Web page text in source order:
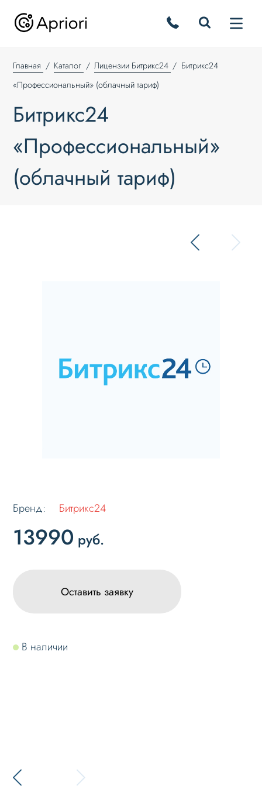
Главная Каталог Лицензии Битрикс24
Битрикс24
«Профессиональный» (облачный тариф)
Битрикс24
«Профессиональный»
(облачный тариф)
Бренд: Битрикс24
13990 руб.
Оставить заявку
В наличии